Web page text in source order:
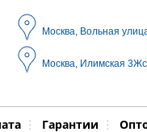
Москва, Вольная
Москва, Илимская
Гарантии